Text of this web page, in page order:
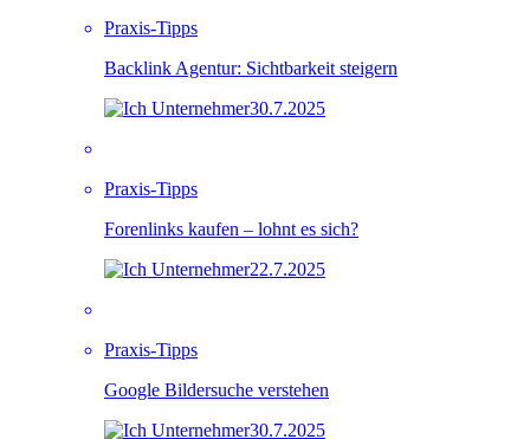
Praxis-Tipps
Backlink Agentur: Sichtbarkeit steigern
30.7.2025
Praxis-Tipps
Forenlinks kaufen – lohnt es sich?
22.7.2025
Praxis-Tipps
Google Bildersuche verstehen
30.7.2025